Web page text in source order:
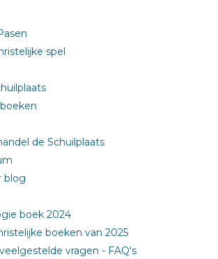
spel
de Schuilplaats
blog
boek 2024
boeken van 2025
vragen - FAQ's